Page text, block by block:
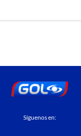
Síguenos en: